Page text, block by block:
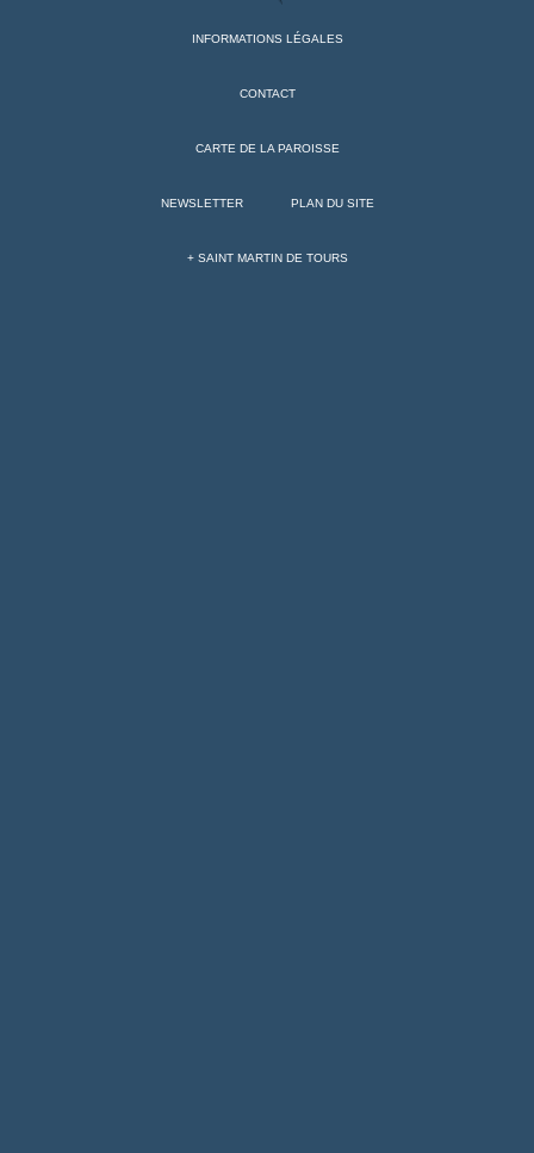
INFORMATIONS LÉGALES
CONTACT
CARTE DE LA PAROISSE
NEWSLETTER PLAN DU SITE
+ SAINT MARTIN DE TOURS